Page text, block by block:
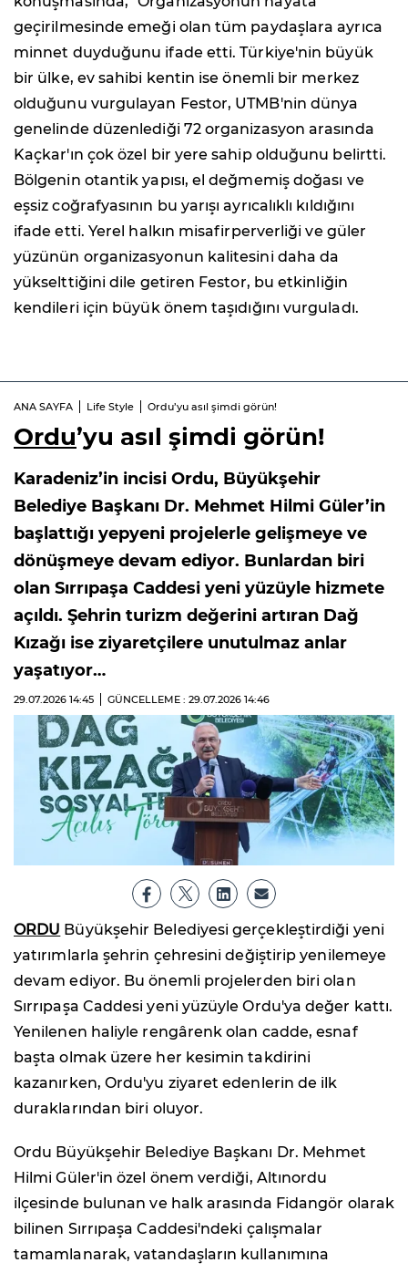
geçirilmesinde emeği olan tüm paydaşlara ayrıca
minnet duyduğunu ifade etti. Türkiye'nin büyük
bir ülke, ev sahibi kentin ise önemli bir merkez
olduğunu vurgulayan Festor, UTMB'nin dünya
genelinde düzenlediği 72 organizasyon arasında
Kaçkar'ın çok özel bir yere sahip olduğunu belirtti.
Bölgenin otantik yapısı, el değmemiş doğası ve
eşsiz coğrafyasının bu yarışı ayrıcalıklı kıldığını
ifade etti. Yerel halkın misafirperverliği ve güler
yüzünün organizasyonun kalitesini daha da
yükselttiğini dile getiren Festor, bu etkinliğin
kendileri için büyük önem taşıdığını vurguladı.
ANA SAYFA Life Style Ordu’yu asıl şimdi görün!
Ordu’yu asıl şimdi görün!
Karadeniz’in incisi Ordu, Büyükşehir
Belediye Başkanı Dr. Mehmet Hilmi Güler’in
başlattığı yepyeni projelerle gelişmeye ve
dönüşmeye devam ediyor. Bunlardan biri
olan Sırrıpaşa Caddesi yeni yüzüyle hizmete
açıldı. Şehrin turizm değerini artıran Dağ
Kızağı ise ziyaretçilere unutulmaz anlar
yaşatıyor…
29.07.2026 14:45 GÜNCELLEME : 29.07.2026 14:46
ORDU Büyükşehir Belediyesi gerçekleştirdiği yeni
yatırımlarla şehrin çehresini değiştirip yenilemeye
devam ediyor. Bu önemli projelerden biri olan
Sırrıpaşa Caddesi yeni yüzüyle Ordu'ya değer kattı.
Yenilenen haliyle rengârenk olan cadde, esnaf
başta olmak üzere her kesimin takdirini
kazanırken, Ordu'yu ziyaret edenlerin de ilk
duraklarından biri oluyor.
Ordu Büyükşehir Belediye Başkanı Dr. Mehmet
Hilmi Güler'in özel önem verdiği, Altınordu
ilçesinde bulunan ve halk arasında Fidangör olarak
bilinen Sırrıpaşa Caddesi'ndeki çalışmalar
tamamlanarak, vatandaşların kullanımına